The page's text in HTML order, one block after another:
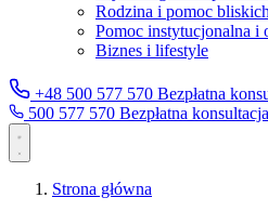
Rodzina i pomoc bliskich
Pomoc instytucjonalna i
Biznes i lifestyle
+48 500 577 570 Bezpłatna
500 577 570 Bezpłatna
Strona główna